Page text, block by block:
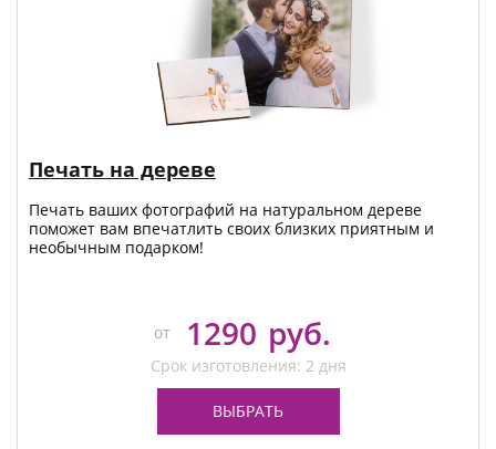
Печать на дереве
Печать ваших фотографий на натуральном дереве
поможет вам впечатлить своих близких приятным и
необычным подарком!
от 1290 руб.
Срок изготовления: 2 дня
ВЫБРАТЬ